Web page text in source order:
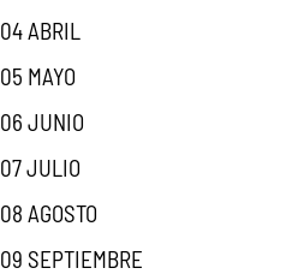
04 ABRIL
05 MAYO
06 JUNIO
07 JULIO
08 AGOSTO
09 SEPTIEMBRE